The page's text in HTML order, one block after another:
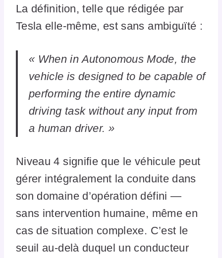
La définition, telle que rédigée par
Tesla elle-même, est sans ambiguïté :
« When in Autonomous Mode, the
vehicle is designed to be capable of
performing the entire dynamic
driving task without any input from
a human driver. »
Niveau 4 signifie que le véhicule peut
gérer intégralement la conduite dans
son domaine d’opération défini —
sans intervention humaine, même en
cas de situation complexe. C’est le
seuil au-delà duquel un conducteur